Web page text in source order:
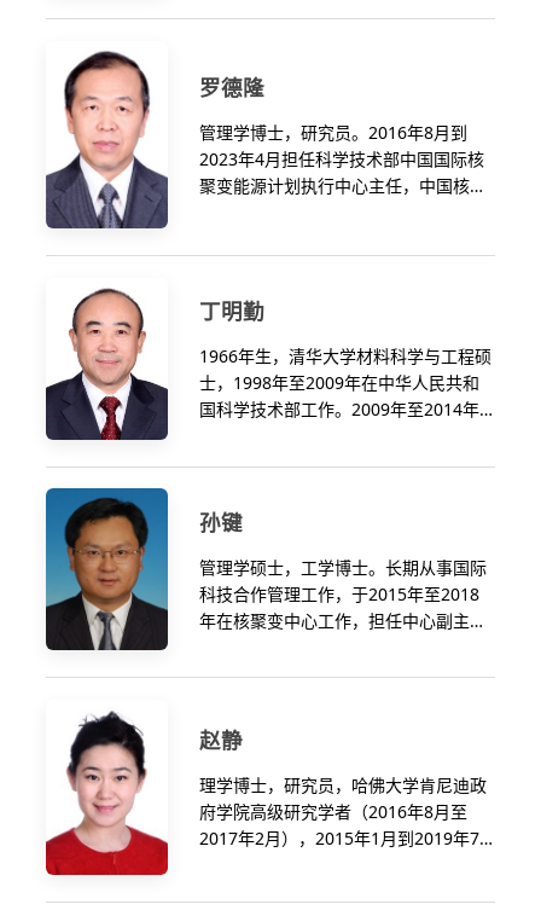
2008年4月任科学技术部副部长，期间
工作。历任中科院长春光机所研究员，
表）、所长，中科院长春光机所所长，
中科院院长助理兼中科院光电集团筹备
组组长，中科院光电研究院院长。
2010年01月-2006年09月，任中国科学
院副院长，党组成员，兼任中科院光电
科学技术部副部长、党组成员，期间兼
罗德隆
管理学博士，研究员。2016年8月到
2023年4月担任科学技术部中国国际核
聚变能源计划执行中心主任，中国核学
划执行中心工作。2003年起带领中方团
队加入ITER计划谈判并于2008年组建中
国国际核聚变能源计划执行中心，组织
开展ITER计划国内项目的管理与执行工
作。2008年起，担任ITER组织理事会成
丁明勤
1966年生，清华大学材料科学与工程硕
士，1998年至2009年在中华人民共和
国科学技术部工作。2009年至2014年
作，历任综合处处长、副主任。
孙键
管理学硕士，工学博士。长期从事国际
科技合作管理工作，于2015年至2018
年在核聚变中心工作，担任中心副主
赵静
理学博士，研究员，哈佛大学肯尼迪政
府学院高级研究学者（2016年8月至
2017年2月），2015年1月到2019年7